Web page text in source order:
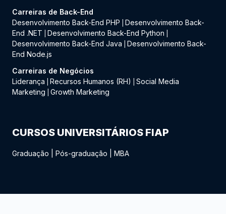
Carreiras de Back-End
Desenvolvimento Back-End PHP
Desenvolvimento Back-
End .NET
Desenvolvimento Back-End Python
Desenvolvimento Back-End Java
Desenvolvimento Back-
End Node.js
Carreiras de Negócios
Liderança
Recursos Humanos (RH)
Social Media
Marketing
Growth Marketing
CURSOS UNIVERSITÁRIOS FIAP
Graduação Pós-graduação MBA